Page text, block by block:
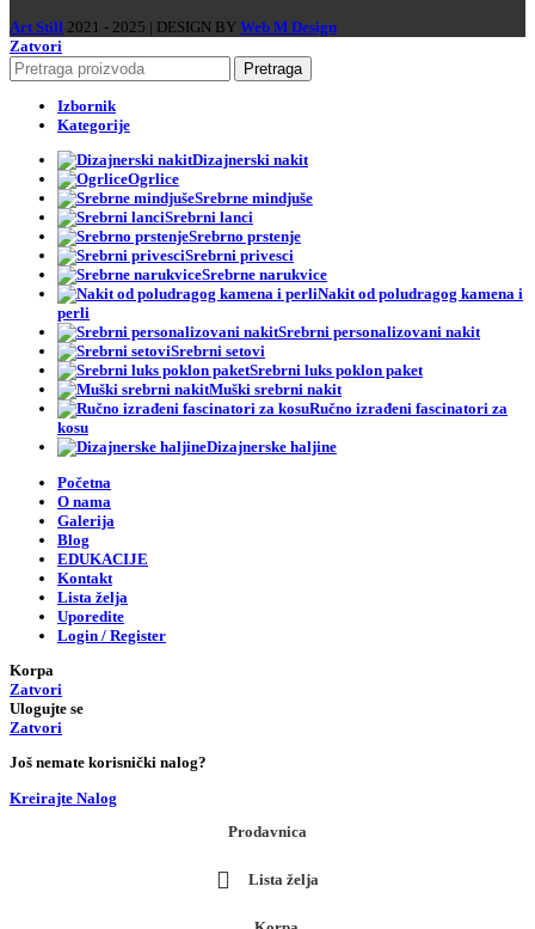
Art Still 2021 - 2025 | DESIGN BY Web M Design
Zatvori
Pretraga
Izbornik
Kategorije
Dizajnerski nakit
Ogrlice
Srebrne mindjuše
Srebrni lanci
Srebrno prstenje
Srebrni privesci
Srebrne narukvice
Nakit od poludragog kamena i
perli
Srebrni personalizovani nakit
Srebrni setovi
Srebrni luks poklon paket
Muški srebrni nakit
Ručno izrađeni fascinatori za
kosu
Dizajnerske haljine
Početna
O nama
Galerija
Blog
EDUKACIJE
Kontakt
Lista želja
Uporedite
Login / Register
Korpa
Zatvori
Ulogujte se
Zatvori
Još nemate korisnički nalog?
Kreirajte Nalog
Prodavnica
Lista želja